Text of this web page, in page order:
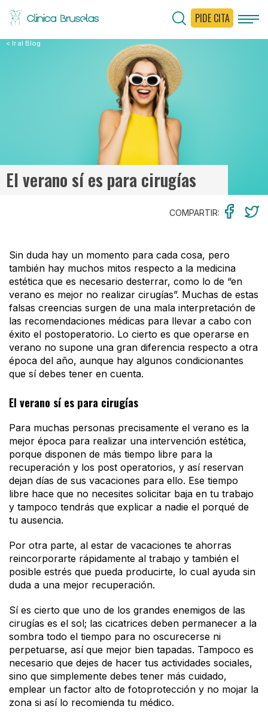
PIDE CITA
< Ir al Blog
El verano sí es para cirugías
COMPARTIR:
Sin duda hay un momento para cada cosa, pero
también hay muchos mitos respecto a la medicina
estética que es necesario desterrar, como lo de “en
verano es mejor no realizar cirugías”. Muchas de estas
falsas creencias surgen de una mala interpretación de
las recomendaciones médicas para llevar a cabo con
éxito el postoperatorio. Lo cierto es que operarse en
verano no supone una gran diferencia respecto a otra
época del año, aunque hay algunos condicionantes
que sí debes tener en cuenta.
El verano sí es para cirugías
Para muchas personas precisamente el verano es la
mejor época para realizar una intervención estética,
porque disponen de más tiempo libre para la
recuperación y los post operatorios, y así reservan
dejan días de sus vacaciones para ello. Ese tiempo
libre hace que no necesites solicitar baja en tu trabajo
y tampoco tendrás que explicar a nadie el porqué de
tu ausencia.
Por otra parte, al estar de vacaciones te ahorras
reincorporarte rápidamente al trabajo y también el
posible estrés que pueda producirte, lo cual ayuda sin
duda a una mejor recuperación.
Sí es cierto que uno de los grandes enemigos de las
cirugías es el sol; las cicatrices deben permanecer a la
sombra todo el tiempo para no oscurecerse ni
perpetuarse, así que mejor bien tapadas. Tampoco es
necesario que dejes de hacer tus actividades sociales,
sino que simplemente debes tener más cuidado,
emplear un factor alto de fotoprotección y no mojar la
zona si así lo recomienda tu médico.